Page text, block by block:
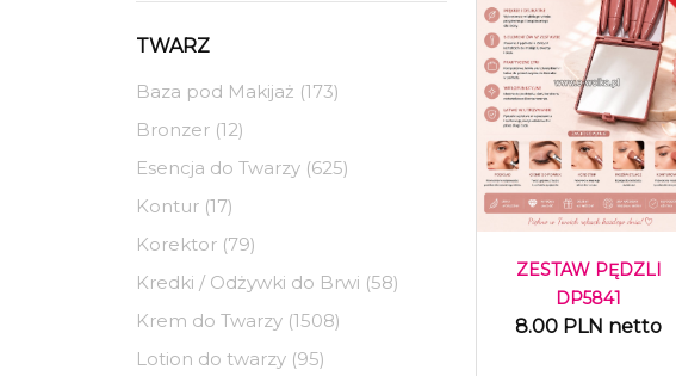
TWARZ
Baza pod Makijaż (173)
Bronzer (12)
Esencja do Twarzy (625)
Kontur (17)
Korektor (79)
Kredki / Odżywki do Brwi (58)
Krem do Twarzy (1508)
Lotion do twarzy (95)
ZESTAW PĘDZLI
DP5841
8.00 PLN netto